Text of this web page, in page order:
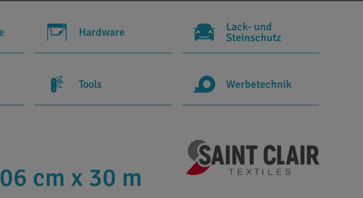
Hardware
Lack- und
Steinschutz
Tools Werbetechnik
cm x 30 m